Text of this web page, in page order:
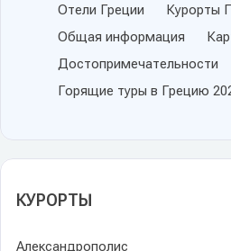
Отели Греции
Курорты
Общая информация
Достопримечательности
Горящие туры в Грецию
КУРОРТЫ
Александрополис